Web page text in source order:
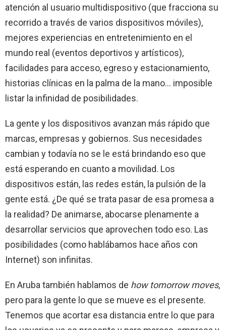
atención al usuario multidispositivo (que fracciona su
recorrido a través de varios dispositivos móviles),
mejores experiencias en entretenimiento en el
mundo real (eventos deportivos y artísticos),
facilidades para acceso, egreso y estacionamiento,
historias clínicas en la palma de la mano… imposible
listar la infinidad de posibilidades.
La gente y los dispositivos avanzan más rápido que
marcas, empresas y gobiernos. Sus necesidades
cambian y todavía no se le está brindando eso que
está esperando en cuanto a movilidad. Los
dispositivos están, las redes están, la pulsión de la
gente está. ¿De qué se trata pasar de esa promesa a
la realidad? De animarse, abocarse plenamente a
desarrollar servicios que aprovechen todo eso. Las
posibilidades (como hablábamos hace años con
Internet) son infinitas.
En Aruba también hablamos de how tomorrow moves,
pero para la gente lo que se mueve es el presente.
Tenemos que acortar esa distancia entre lo que para